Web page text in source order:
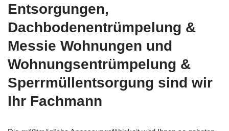
Entsorgungen,
Dachbodenentrümpelung &
Messie Wohnungen und
Wohnungsentrümpelung &
Sperrmüllentsorgung sind wir
Ihr Fachmann